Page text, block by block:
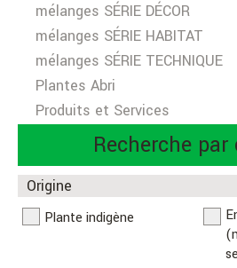
mélanges SÉRIE DÉCOR
mélanges SÉRIE HABITAT
mélanges SÉRIE TECHNIQUE
Plantes Abri
Produits et Services
Recherche
Origine
Plante indigène